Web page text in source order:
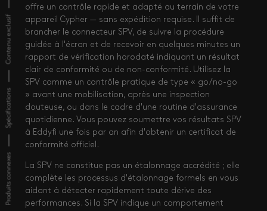
Contenu exclusif
Spécifications
Produits connexes
offre un contrôle rapide et adapté au terrain de votre
appareil Cypher — sans expédition requise. Il suffit de
brancher le connecteur SPV, de suivre la procédure
guidée à l'écran et de recevoir en quelques minutes un
rapport de vérification horodaté indiquant un résultat
clair de conformité ou de non-conformité. Utilisez la
SPV comme un contrôle pratique de type « go/no-go
» avant une mobilisation, après une inspection
douteuse, ou dans le cadre d'une routine d'assurance
quotidienne. Vous pouvez soumettre vos résultats SPV
à Eddyfi une fois par an afin d'obtenir un certificat de
conformité officiel.
La SPV ne constitue pas un étalonnage accrédité ; elle
complète les processus d'étalonnage formels en vous
aidant à détecter rapidement toute dérive des
performances. Si la SPV indique un comportement